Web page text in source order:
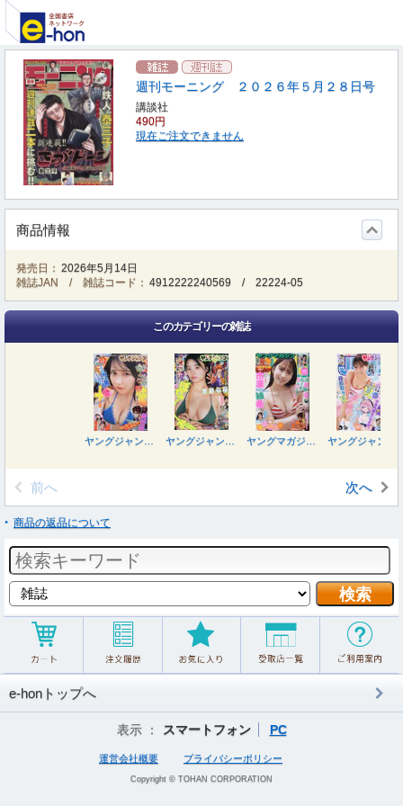
週刊モーニング ２０２６年５月２８日号
講談社
490円
現在ご注文できません
商品情報
発売日： 2026年5月14日
雑誌JAN / 雑誌コード： 4912222240569 /22224-05
このカテゴリーの雑誌
前へ 次へ
商品の返品について
e-honトップへ
表示 ： スマートフォン PC
運営会社概要 プライバシーポリシー
Copyright © TOHAN CORPORATION